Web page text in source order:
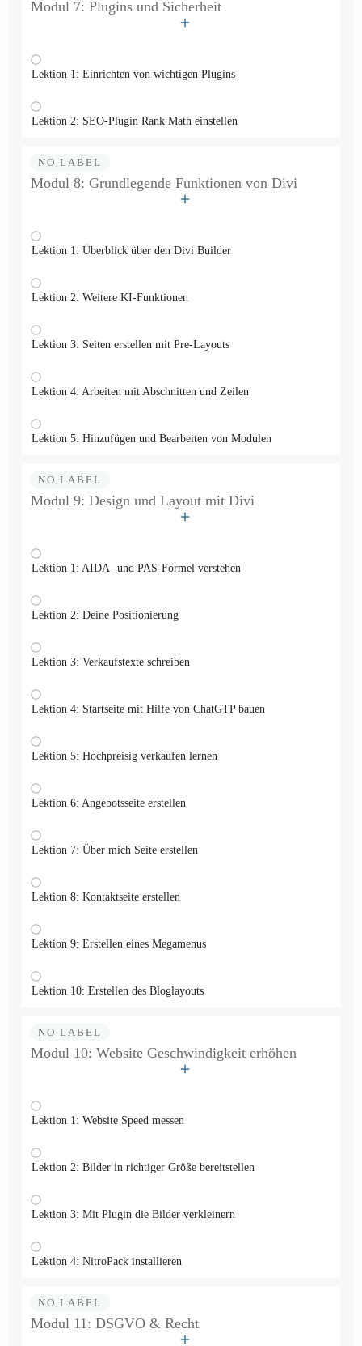
Modul 7: Plugins und Sicherheit
Lektion 1: Einrichten von wichtigen Plugins
Lektion 2: SEO-Plugin Rank Math einstellen
NO LABEL
Modul 8: Grundlegende Funktionen von Divi
Lektion 1: Überblick über den Divi Builder
Lektion 2: Weitere KI-Funktionen
Lektion 3: Seiten erstellen mit Pre-Layouts
Lektion 4: Arbeiten mit Abschnitten und Zeilen
Lektion 5: Hinzufügen und Bearbeiten von Modulen
NO LABEL
Modul 9: Design und Layout mit Divi
Lektion 1: AIDA- und PAS-Formel verstehen
Lektion 2: Deine Positionierung
Lektion 3: Verkaufstexte schreiben
Lektion 4: Startseite mit Hilfe von ChatGTP bauen
Lektion 5: Hochpreisig verkaufen lernen
Lektion 6: Angebotsseite erstellen
Lektion 7: Über mich Seite erstellen
Lektion 8: Kontaktseite erstellen
Lektion 9: Erstellen eines Megamenus
Lektion 10: Erstellen des Bloglayouts
NO LABEL
Modul 10: Website Geschwindigkeit erhöhen
Lektion 1: Website Speed messen
Lektion 2: Bilder in richtiger Größe bereitstellen
Lektion 3: Mit Plugin die Bilder verkleinern
Lektion 4: NitroPack installieren
NO LABEL
Modul 11: DSGVO & Recht